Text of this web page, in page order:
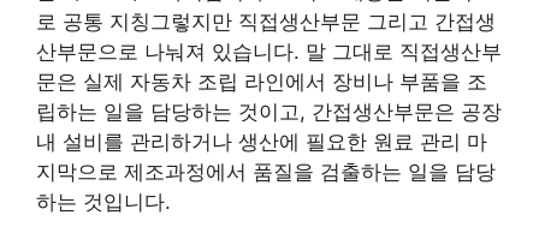
로 공통 지칭그렇지만 직접생산부문 그리고 간접생
산부문으로 나눠져 있습니다. 말 그대로 직접생산부
문은 실제 자동차 조립 라인에서 장비나 부품을 조
립하는 일을 담당하는 것이고, 간접생산부문은 공장
내 설비를 관리하거나 생산에 필요한 원료 관리 마
지막으로 제조과정에서 품질을 검출하는 일을 담당
하는 것입니다.